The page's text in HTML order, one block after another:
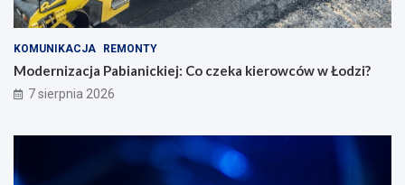
KOMUNIKACJA REMONTY
Modernizacja Pabianickiej: Co czeka kierowców w Łodzi?
7 sierpnia 2026